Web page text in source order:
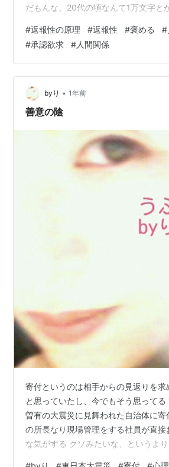
だもんな。20代の頃なんて1万文字と
＿＿＿＿ 嘘偽りなく本気で褒めている
人だな、とか、いろんなことですごく
て、その気持ちに嘘偽りはないのに
思うなら/褒めるなら付き合ってよ🙄
ますね。男女関係だと想像し易いけど
違う、というそれはそれ、これはこ…
#返報性の原理 #返報性 #褒める #
#承認欲求 #人間関係
byり • 1年前
善意の陰
寄付というのは相手からの見返りを
と思っていたし、今でもそう思って
曽有の大震災に見舞われた自治体に
の所長なり現場管理をする社員が直接
な気がする クソみたいな、というよ